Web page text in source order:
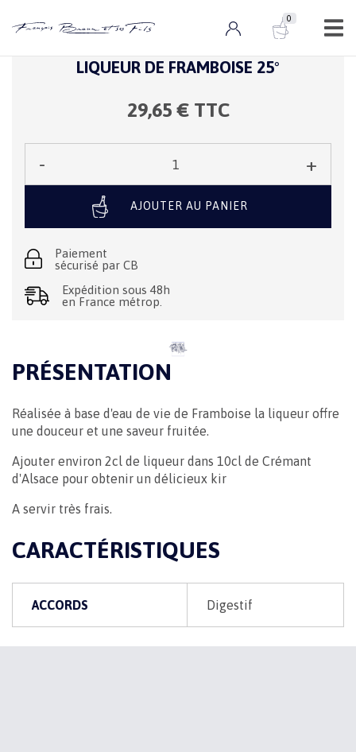
00 ARTICLE
PRÉSENTATION
Réalisée à base d'eau de vie de Framboise la liqueur offre
une douceur et une saveur fruitée.
Ajouter environ 2cl de liqueur dans 10cl de Crémant
d'Alsace pour obtenir un délicieux kir
A servir très frais.
CARACTÉRISTIQUES
ACCORDS Digestif
Jus et liqueurs
LIQUEUR DE FRAMBOISE 25°
29,65 € TTC
- +
AJOUTER AU PANIER
Paiement
sécurisé par CB
Expédition sous 48h
en France métrop.